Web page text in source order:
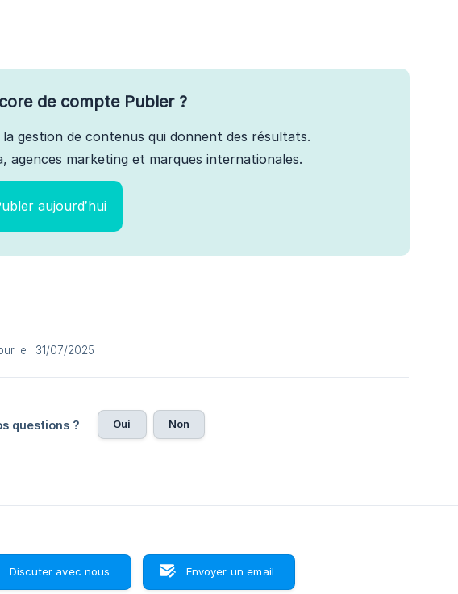
de compte Publer ?
gestion de contenus qui donnent des résultats.
agences marketing et marques internationales.
aujourd’hui
le : 31/07/2025
questions ? Oui Non
Discuter avec nous Envoyer un email